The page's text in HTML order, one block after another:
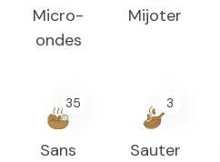
Micro-
ondes
Mijoter
35
Sans
3
Sauter